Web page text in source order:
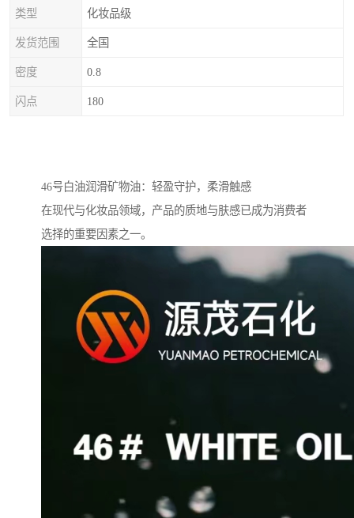
类型 化妆品级
发货范围 全国
密度 0.8
闪点 180
46号白油润滑矿物油：轻盈守护，柔滑触感
在现代与化妆品领域，产品的质地与肤感已成为消费者
选择的重要因素之一。